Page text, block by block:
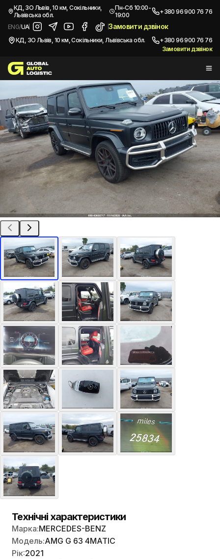
КД, ЗО Львів, 10 км, Сокільники,
Львівська обл.
Пн-Сб 10:00-
19:00
+380 96 900 76 76
ENG/UA Замовити дзвінок
КД, ЗО Львів, 10 км, Сокільники, Львівська обл.
+380 96 900 76 76
Замовити дзвінок
Автомобілі з США/2021 MERCEDES-BENZ AMG G 63 4MATIC
КупитиMERCEDES-BENZ AMG G 63 4MATIC
2021
Технічні характеристики
Марка:MERCEDES-BENZ
Модель:AMG G 63 4MATIC
Рік:2021